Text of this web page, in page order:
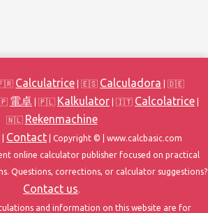
Calculatrice | 🇪🇸 Calculadora | 🇩🇪
電卓 | 🇵🇱 Kalkulator | 🇮🇹 Calcolatrice
🇳🇱 Rekenmachine
Contact | Copyright ©
| www.calcbasic.com
online calculator publisher focused on practical
Questions, corrections, or calculator suggestions?
Contact us.
and information on this website are for